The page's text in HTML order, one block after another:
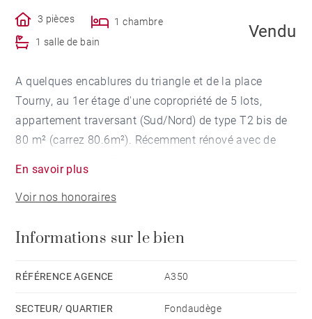
3 pièces
1 chambre
1 salle de bain
Vendu
A quelques encablures du triangle et de la place
Tourny, au 1er étage d'une copropriété de 5 lots,
appartement traversant (Sud/Nord) de type T2 bis de
80 m² (carrez 80.6m²). Récemment rénové avec de
double séjour avec cuisine américaine, d'une chambre
avec dressing, d'une salle de bains (douche italienne
En savoir plus
Voir nos honoraires
Informations sur le bien
RÉFÉRENCE AGENCE A350
SECTEUR/ QUARTIER Fondaudège